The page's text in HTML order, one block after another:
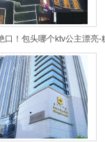
口！包头哪个ktv公主漂亮